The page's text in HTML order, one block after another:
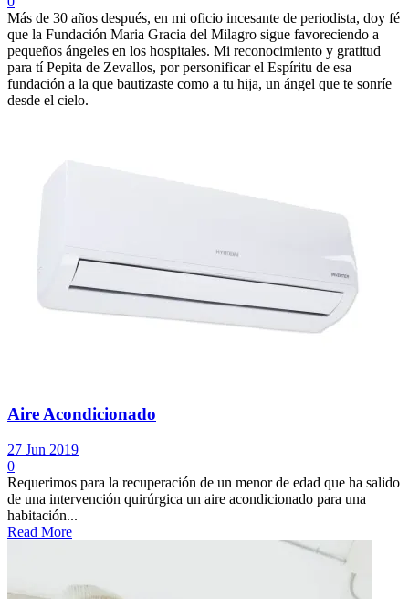
Más de 30 años después, en mi oficio incesante de periodista, doy fé
que la Fundación Maria Gracia del Milagro sigue favoreciendo a
pequeños ángeles en los hospitales. Mi reconocimiento y gratitud
para tí Pepita de Zevallos, por personificar el Espíritu de esa
fundación a la que bautizaste como a tu hija, un ángel que te sonríe
desde el cielo.
Aire Acondicionado
27 Jun 2019
0
Requerimos para la recuperación de un menor de edad que ha salido
de una intervención quirúrgica un aire acondicionado para una
habitación...
Read More